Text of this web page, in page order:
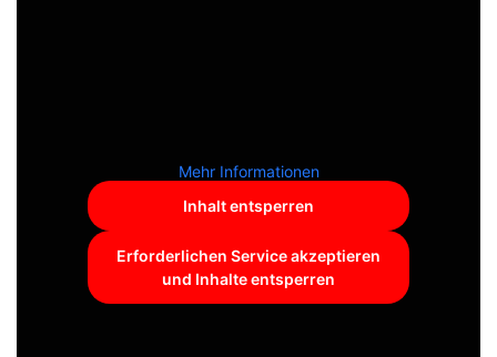
Mehr Informationen
Inhalt entsperren
Erforderlichen Service akzeptieren
und Inhalte entsperren